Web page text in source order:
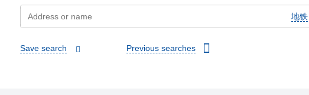
地铁
Save search Previous searches